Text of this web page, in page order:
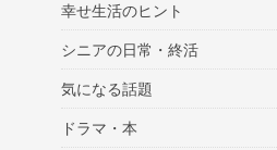
幸せ生活のヒント
シニアの日常・終活
気になる話題
ドラマ・本